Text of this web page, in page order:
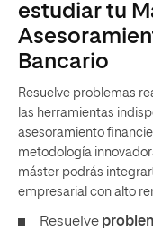
estudiar tu
Bancario
Resuelve problemas
las herramientas
asesoramiento
metodología
máster podrás
empresarial con alto
Resuelve